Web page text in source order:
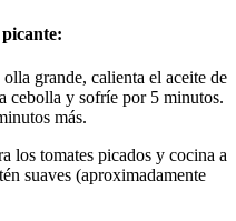
grande, calienta el aceite de
cebolla y sofríe por 5 minutos.
más.
los tomates picados y cocina a
suaves (aproximadamente